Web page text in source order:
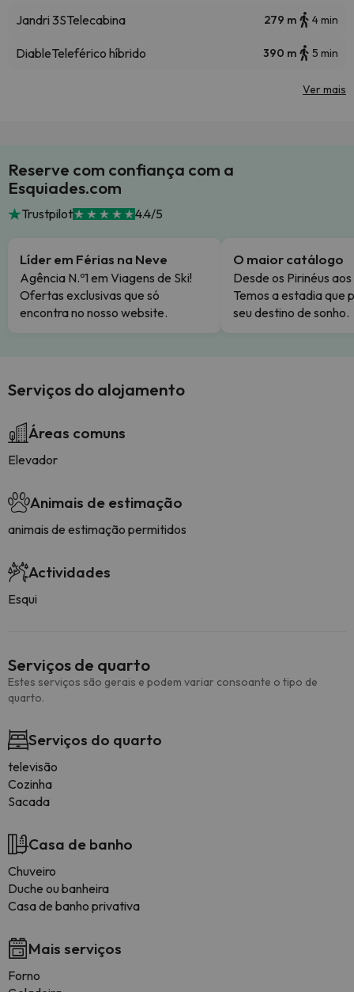
Jandri 3STelecabina 279 m 4 min
DiableTeleférico híbrido 390 m 5 min
Ver mais
Reserve com confiança com a
Esquiades.com
Trustpilot 4.4/5
Líder em Férias na Neve
Agência N.º1 em Viagens de Ski!
Ofertas exclusivas que só
encontra no nosso website.
O maior catálogo
Desde os Pirinéus
Temos a estadia que
seu destino de sonho.
Serviços do alojamento
Áreas comuns
Elevador
Animais de estimação
animais de estimação permitidos
Actividades
Esqui
Serviços de quarto
Estes serviços são gerais e podem variar consoante o tipo de
quarto.
Serviços do quarto
televisão
Cozinha
Sacada
Casa de banho
Chuveiro
Duche ou banheira
Casa de banho privativa
Mais serviços
Forno